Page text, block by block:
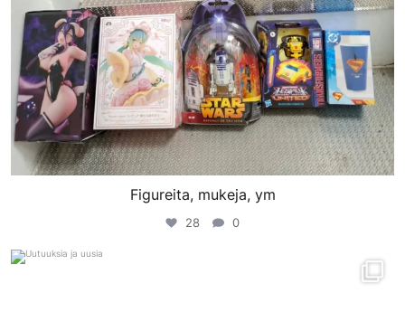
Figureita, mukeja, ym
28 0